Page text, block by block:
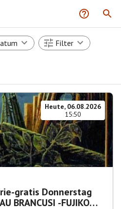
Filter
Heute, 06.08.2026
15:50
gratis Donnerstag
BRANCUSI -FUJIKO